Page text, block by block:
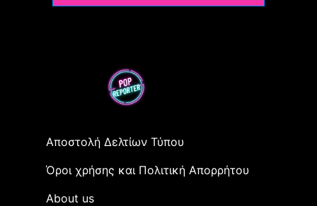
Αποστολή Δελτίων Τύπου
Όροι χρήσης και Πολιτική Απορρήτου
Αbout us